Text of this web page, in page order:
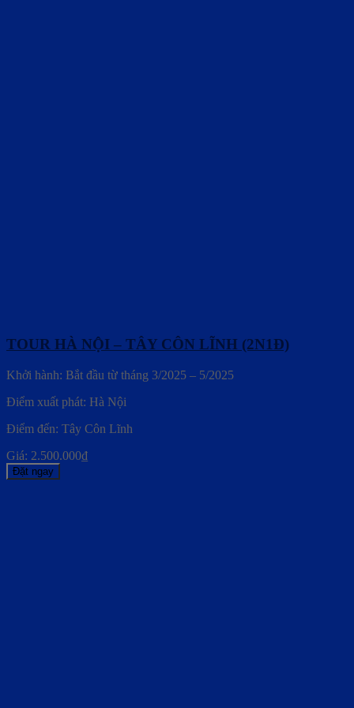
TOUR HÀ NỘI – TÂY CÔN LĨNH (2N1Đ)
Khởi hành: Bắt đầu từ tháng 3/2025 – 5/2025
Điểm xuất phát: Hà Nội
Điểm đến: Tây Côn Lĩnh
Giá: 2.500.000₫
Đặt ngay